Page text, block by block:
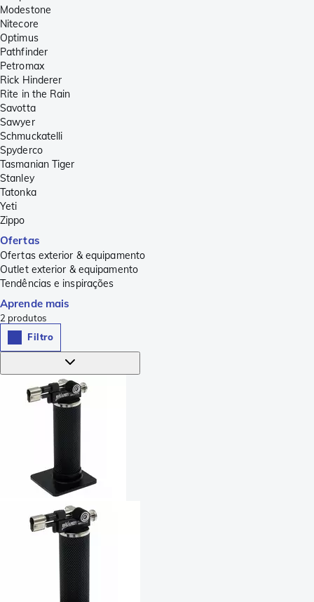
Modestone
Nitecore
Optimus
Pathfinder
Petromax
Rick Hinderer
Rite in the Rain
Savotta
Sawyer
Schmuckatelli
Spyderco
Tasmanian Tiger
Stanley
Tatonka
Yeti
Zippo
Ofertas
Ofertas exterior & equipamento
Outlet exterior & equipamento
Tendências e inspirações
Aprende mais
2 produtos
Filtro